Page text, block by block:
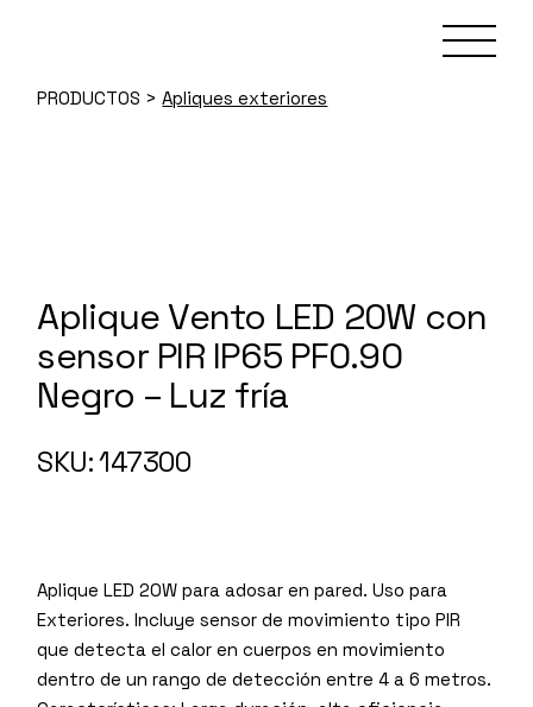
PRODUCTOS >Apliques exteriores
Aplique Vento LED 20W con
sensor PIR IP65 PF0.90
Negro – Luz fría
SKU: 147300
Aplique LED 20W para adosar en pared. Uso para
Exteriores. Incluye sensor de movimiento tipo PIR
que detecta el calor en cuerpos en movimiento
dentro de un rango de detección entre 4 a 6 metros.